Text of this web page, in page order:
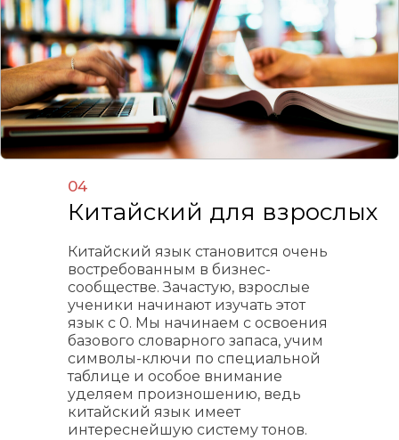
Китайский для взрослых
Китайский язык становится очень
востребованным в бизнес-
сообществе. Зачастую, взрослые
ученики начинают изучать этот
язык с 0. Мы начинаем с освоения
базового словарного запаса, учим
символы-ключи по специальной
таблице и особое внимание
уделяем произношению, ведь
китайский язык имеет
интереснейшую систему тонов.
04